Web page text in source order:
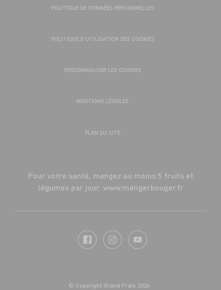
POLITIQUE DE DONNÉES PERSONNELLES
POLITIQUE D’UTILISATION DES COOKIES
PERSONNALISER LES COOKIES
MENTIONS LÉGALES
PLAN DU SITE
Pour votre santé, mangez au moins 5 fruits et
légumes par jour. www.mangerbouger.fr
© Copyright Grand Frais 2026